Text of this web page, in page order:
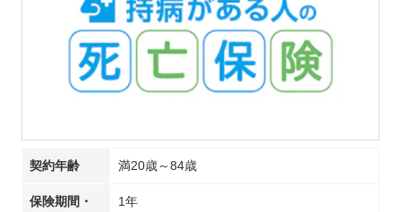
契約年齢 満20歳～84歳
保険期間・
1年